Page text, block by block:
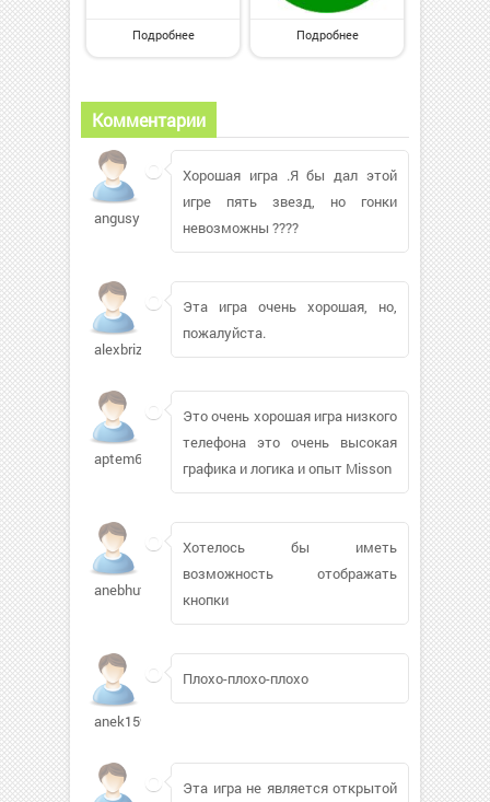
Подробнее Подробнее
Комментарии
angusy
Хорошая игра .Я бы дал этой
игре пять звезд, но гонки
невозможны ????
alexbriz261
Эта игра очень хорошая, но,
пожалуйста.
aptem658
Это очень хорошая игра низкого
телефона это очень высокая
графика и логика и опыт Misson
anebhut
Хотелось бы иметь
возможность отображать
кнопки
anek1591860
Плохо-плохо-плохо
Эта игра не является открытой